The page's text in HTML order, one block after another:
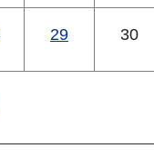
29 30